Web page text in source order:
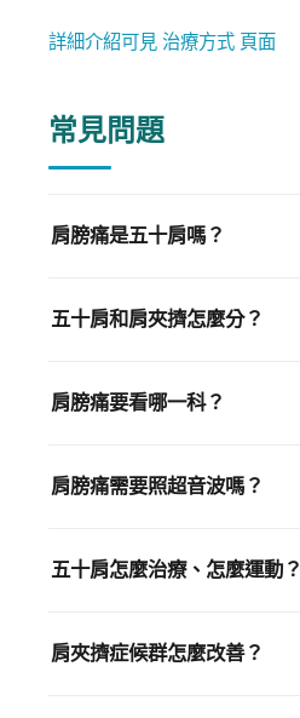
詳細介紹可見 治療方式 頁面
常見問題
肩膀痛是五十肩嗎？
五十肩和肩夾擠怎麼分？
肩膀痛要看哪一科？
肩膀痛需要照超音波嗎？
五十肩怎麼治療、怎麼運動？
肩夾擠症候群怎麼改善？